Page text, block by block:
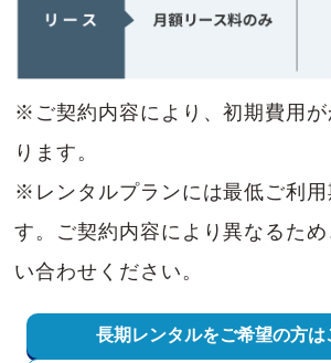
※ご契約内容により、初期費用が
ります。
※レンタルプランには最低ご利用
す。ご契約内容により異なるた
い合わせください。
長期レンタルをご希望の方は